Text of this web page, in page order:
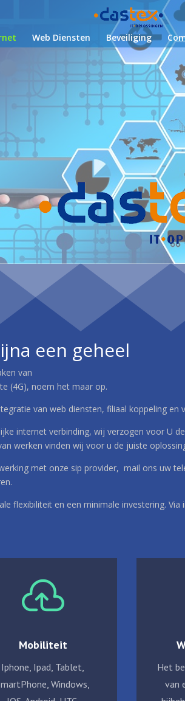
Web Diensten Beveiliging
een geheel
van
(4G), noem het maar op.
van web diensten, filiaal koppeling en
internet verbinding, wij verzogen voor U
werken vinden wij voor u de juiste
met onze sip provider, mail ons uw
flexibiliteit en een minimale investering.

Mobiliteit
Iphone, Ipad, Tablet,
Windows,
Het
van